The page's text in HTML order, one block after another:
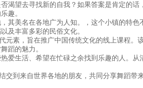
渴望去寻找新的自我？如果答案是肯定的
趣。
其美名在各地广为人知。，这个小镇的特
及丰富多彩的民俗文化。
元素，旨在推广中国传统文化的线上课程
蹈的魅力。
爱生活、希望在忙碌之余找到乐趣的人。
交到来自世界各地的朋友，共同分享舞蹈